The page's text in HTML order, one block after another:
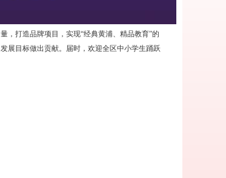
量，打造品牌项目，实现“经典黄浦、精品教育”的
发展目标做出贡献。届时，欢迎全区中小学生踊跃